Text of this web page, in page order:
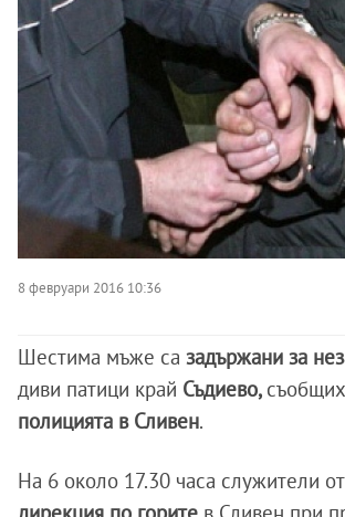
8 февруари 2016 10:36
Шестима мъже са задържани за
диви патици край Съдиево,
полицията в Сливен.
На 6 около 17.30 часа служители от